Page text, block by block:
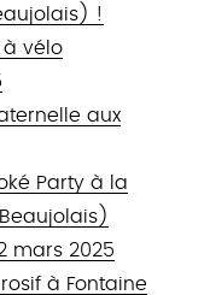
!
vélo
aux
Party à la
mars 2025
à Fontaine